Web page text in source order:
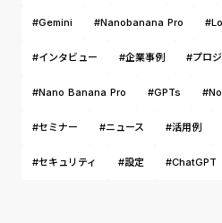
#Gemini #Nanobanana Pro
#インタビュー #企業事例 #プロ
#Nano Banana Pro #GPTs
#セミナー #ニュース #活用例
#セキュリティ #設定 #ChatGPT